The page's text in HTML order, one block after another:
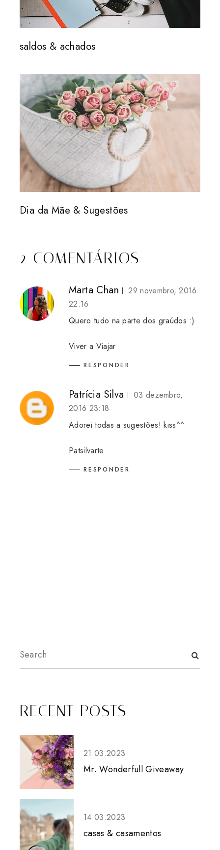
saldos & achados
Dia da Mãe & Sugestões
2 COMENTÁRIOS
Marta Chan
29 novembro, 2016
22:16
Quero tudo na parte dos graúdos :)
Viver a Viajar
RESPONDER
Patrícia Silva
03 dezembro,
2016 23:18
Adorei todas a sugestões! kiss^^
Patsilvarte
RESPONDER
RECENT POSTS
21.03.2023
Mr. Wonderfull Giveaway
14.03.2023
casas & casamentos